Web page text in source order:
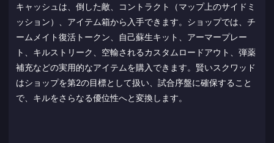
キャッシュは、倒した敵、コントラクト（マップ上のサイドミ
ッション）、アイテム箱から入手できます。ショップでは、チ
ームメイト復活トークン、自己蘇生キット、アーマープレー
ト、キルストリーク、空輸されるカスタムロードアウト、弾薬
補充などの実用的なアイテムを購入できます。賢いスクワッド
はショップを第2の目標として扱い、試合序盤に確保すること
で、キルをさらなる優位性へと変換します。